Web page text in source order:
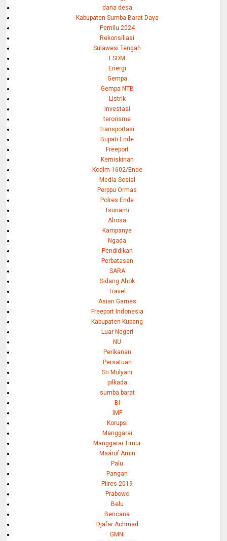
dana desa
Kabupaten Sumba Barat Daya
Pemilu 2024
Rekonsiliasi
Sulawesi Tengah
ESDM
Energi
Gempa
Gempa NTB
Listrik
investasi
terorisme
transportasi
Bupati Ende
Freeport
Kemiskinan
Kodim 1602/Ende
Media Sosial
Perppu Ormas
Polres Ende
Tsunami
Alrosa
Kampanye
Ngada
Pendidikan
Perbatasan
SARA
Sidang Ahok
Travel
Asian Games
Freeport Indonesia
Kabupaten Kupang
Luar Negeri
NU
Perikanan
Persatuan
Sri Mulyani
pilkada
sumba barat
BI
IMF
Korupsi
Manggarai
Manggarai Timur
Maáruf Amin
Palu
Pangan
Pilres 2019
Prabowo
Belu
Bencana
Djafar Achmad
GMNI